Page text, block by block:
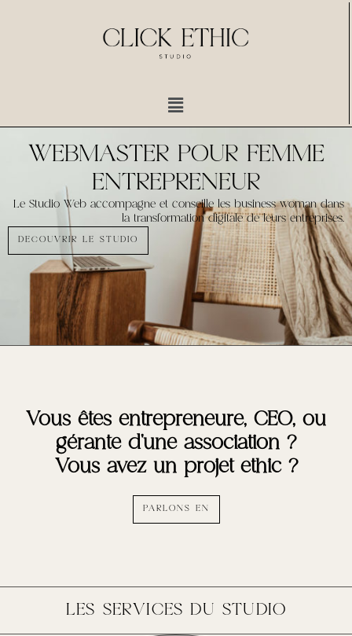
Menu
WEBMASTER POUR FEMME
ENTREPRENEUR
Le Studio Web accompagne et conseille les business woman dans
la transformation digitale de leurs entreprises.
DECOUVRIR LE STUDIO
Vous êtes entrepreneure, CEO, ou
gérante d'une association ?
Vous avez un projet ethic ?
PARLONS EN
LES SERVICES DU STUDIO